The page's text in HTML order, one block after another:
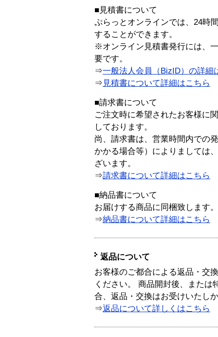
■見積書について
ぷらっとオンラインでは、24時
することができます。
※オンライン見積書発行には、
要です。
⇒一般法人会員（BizID）の詳細
⇒ 見積書について詳細はこちら
■請求書について
ご注文時に希望されたお客様に
しております。
尚、請求書は、営業時間内での
かかる場合等）によりましては
ざいます。
⇒請求書について詳細はこちら
■納品書について
お届けする商品に同梱致します。
⇒納品書について詳細はこちら
返品について
お客様のご都合による返品・交
ください。 商品開封後、または
合、返品・交換はお受けいたし
⇒返品について詳しくはこちら